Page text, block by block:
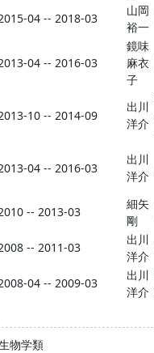
04 -- 2018-03
山岡
裕一
04 -- 2016-03
鏡味
麻衣
子
10 -- 2014-09
出川
洋介
04 -- 2016-03
出川
洋介
-- 2013-03
細矢
剛
-- 2011-03
出川
洋介
04 -- 2009-03
出川
洋介
物学類